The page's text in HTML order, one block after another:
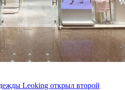
Leoking открыл второй